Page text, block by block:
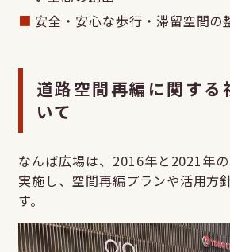
安全・安心な歩行・滞留空間の
道路空間再編に関する
いて
なんば広場は、2016年と2021年
実施し、空間再編プランや活用方
す。